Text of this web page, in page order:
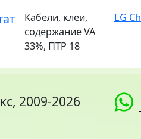
Кабели, клеи,
содержание VA
33%, ПТР 18
LG
2009-2026